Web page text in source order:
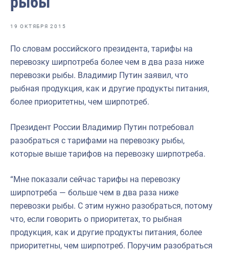
Отраслевые СМИ
Выставки и конференции
Научно-практическая литература
Рыбоохрана России
Инфографика
Большая африканская экспедиция
Укрепление духовно-нравственных ценностей
19 ОКТЯБРЯ 2015
По словам российского президента, тарифы на
перевозку ширпотреба более чем в два раза ниже
перевозки рыбы. Владимир Путин заявил, что
рыбная продукция, как и другие продукты питания,
более приоритетны, чем ширпотреб.
Президент России Владимир Путин потребовал
разобраться с тарифами на перевозку рыбы,
которые выше тарифов на перевозку ширпотреба.
“Мне показали сейчас тарифы на перевозку
ширпотреба — больше чем в два раза ниже
перевозки рыбы. С этим нужно разобраться, потому
что, если говорить о приоритетах, то рыбная
продукция, как и другие продукты питания, более
приоритетны, чем ширпотреб. Поручим разобраться